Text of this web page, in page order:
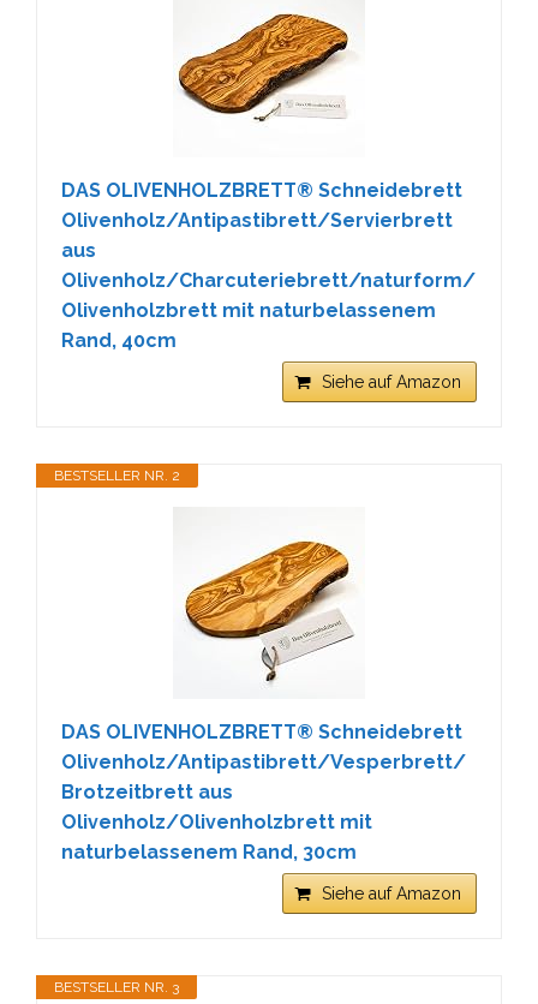
DAS OLIVENHOLZBRETT® Schneidebrett
Olivenholz/Antipastibrett/Servierbrett
aus
Olivenholz/Charcuteriebrett/naturform/
Olivenholzbrett mit naturbelassenem
Rand, 40cm
Siehe auf Amazon
BESTSELLER NR. 2
DAS OLIVENHOLZBRETT® Schneidebrett
Olivenholz/Antipastibrett/Vesperbrett/
Brotzeitbrett aus
Olivenholz/Olivenholzbrett mit
naturbelassenem Rand, 30cm
Siehe auf Amazon
BESTSELLER NR. 3